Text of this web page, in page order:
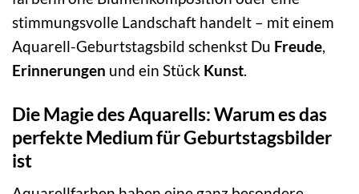
stimmungsvolle Landschaft handelt – mit einem
Aquarell-Geburtstagsbild schenkst Du Freude
Erinnerungen und ein Stück Kunst
Die Magie des Aquarells: Warum es das
perfekte Medium für Geburtstagsbilder
ist